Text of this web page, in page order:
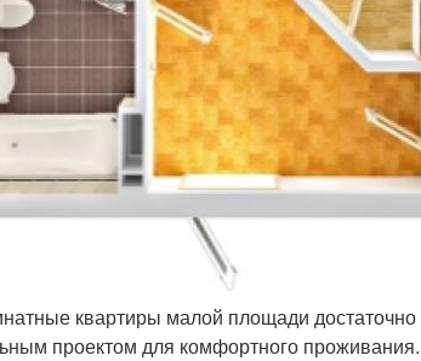
квартиры малой площади
проектом для комфортного проживания.